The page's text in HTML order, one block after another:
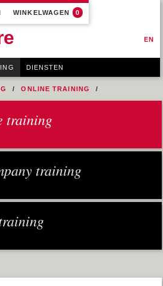
WINKELWAGEN 0
EN
DIENSTEN
ONLINE TRAINING
training
training